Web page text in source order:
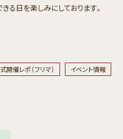
る日を楽しみにしております。
開催レポ（フリマ）
イベント情報